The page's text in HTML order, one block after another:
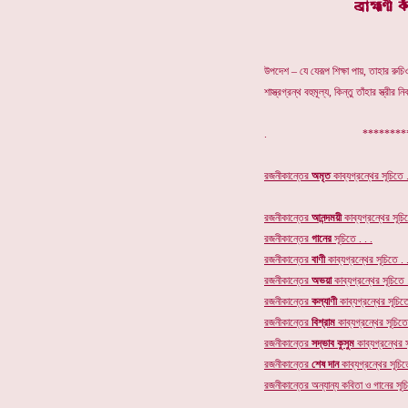
উপদেশ – যে যেরূপ শিক্ষা পায়, তাহার
শাস্ত্রগ্রন্থ বহুমূল্য, কিন্তু তাঁহার স্ত্রীর
.
রজনীকান্তের অমৃতকাব্যগ্রন্থের সূচিতে
রজনীকান্তের আনন্দময়ীকাব্যগ্রন্থের
রজনীকান্তের গানেরসূচিতে . . .
রজনীকান্তের বাণীকাব্যগ্রন্থের সূচিতে .
রজনীকান্তের অভয়াকাব্যগ্রন্থের
রজনীকান্তের কল্যাণীকাব্যগ্রন্থের
রজনীকান্তের বিশ্রাম কাব্যগ্রন্থের
রজনীকান্তের সদ্ভাব কুসুম কাব্যগ্রন্থের
রজনীকান্তের শেষ দানকাব্যগ্রন্থের
রজনীকান্তের অন্যান্য কবিতা ও গানের